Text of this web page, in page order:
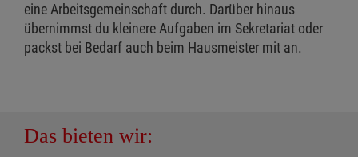
eine Arbeitsgemeinschaft durch. Darüber hinaus
übernimmst du kleinere Aufgaben im Sekretariat oder
packst bei Bedarf auch beim Hausmeister mit an.
Das bieten wir: